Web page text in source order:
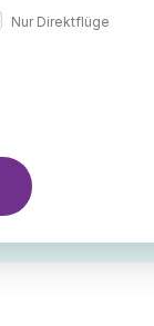
Nur Direktflüge